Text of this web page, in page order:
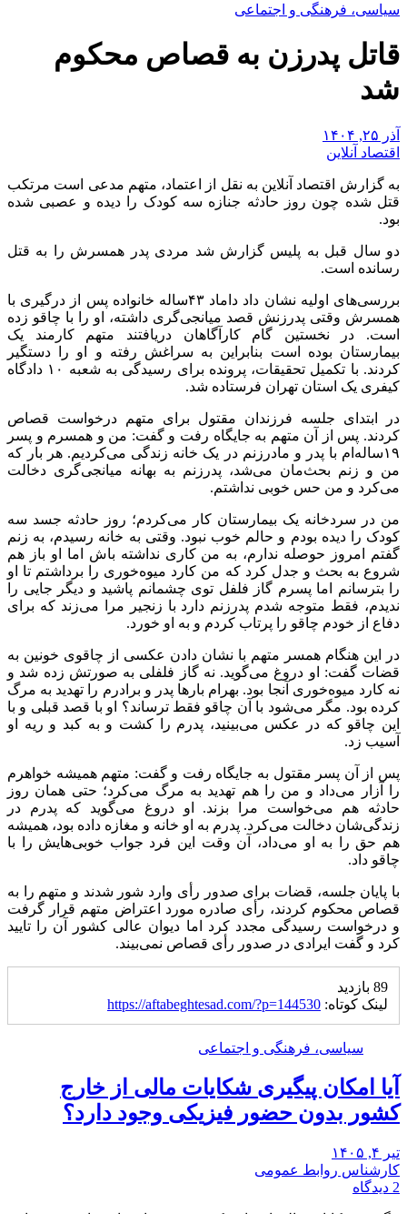
سیاسی، فرهنگی و اجتماعی
قاتل پدرزن به قصاص محکوم
شد
آذر ۲۵, ۱۴۰۴
اقتصاد آنلاین
به گزارش اقتصاد آنلاین به نقل از اعتماد، متهم مدعی است مرتکب
قتل شده چون روز حادثه جنازه سه کودک را دیده و عصبی شده
بود.
دو سال قبل به پلیس گزارش شد مردی پدر همسرش را به قتل
رسانده است.
بررسی‌های اولیه نشان داد داماد ۴۳ساله خانواده پس از درگیری با
همسرش وقتی پدرزنش قصد میانجی‌گری داشته، او را با چاقو زده
است. در نخستین گام کارآگاهان دریافتند متهم کارمند یک
بیمارستان بوده است بنابراین به سراغش رفته و او را دستگیر
کردند. با تکمیل تحقیقات، پرونده برای رسیدگی به شعبه ۱۰ دادگاه
کیفری یک استان تهران فرستاده شد.
در ابتدای جلسه فرزندان مقتول برای متهم درخواست قصاص
کردند. پس از آن متهم به جایگاه رفت و گفت: من و همسرم و پسر
۱۹ساله‌ام با پدر و مادرزنم در یک خانه زندگی می‌کردیم. هر بار که
من و زنم بحث‌مان می‌شد، پدرزنم به بهانه میانجی‌گری دخالت
می‌کرد و من حس خوبی نداشتم.
من در سردخانه یک بیمارستان کار می‌کردم؛ روز حادثه جسد سه
کودک را دیده بودم و حالم خوب نبود. وقتی به خانه رسیدم، به زنم
گفتم امروز حوصله ندارم، به من کاری نداشته باش اما او باز هم
شروع به بحث و جدل کرد که من کارد میوه‌خوری را برداشتم تا او
را بترسانم اما پسرم گاز فلفل توی چشمانم پاشید و دیگر جایی را
ندیدم، فقط متوجه شدم پدرزنم دارد با زنجیر مرا می‌زند که برای
دفاع از خودم چاقو را پرتاب کردم و به او خورد.
در این هنگام همسر متهم با نشان دادن عکسی از چاقوی خونین به
قضات گفت: او دروغ می‌گوید. نه گاز فلفلی به صورتش زده شد و
نه کارد میوه‌خوری آنجا بود. بهرام بارها پدر و برادرم را تهدید به مرگ
کرده بود. مگر می‌شود با آن چاقو فقط ترساند؟ او با قصد قبلی و با
این چاقو که در عکس می‌بینید، پدرم را کشت و به کبد و ریه او
آسیب زد.
پس از آن پسر مقتول به جایگاه رفت و گفت: متهم همیشه خواهرم
را آزار می‌داد و من را هم تهدید به مرگ می‌کرد؛ حتی همان روز
حادثه هم می‌خواست مرا بزند. او دروغ می‌گوید که پدرم در
زندگی‌شان دخالت می‌کرد. پدرم به او خانه و مغازه داده بود، همیشه
هم حق را به او می‌داد، آن وقت این فرد جواب خوبی‌هایش را با
چاقو داد.
با پایان جلسه، قضات برای صدور رأی وارد شور شدند و متهم را به
قصاص محکوم کردند، رأی صادره مورد اعتراض متهم قرار گرفت
و درخواست رسیدگی مجدد کرد اما دیوان عالی کشور آن را تایید
کرد و گفت ایرادی در صدور رأی قصاص نمی‌بیند.
89 بازدید
لینک کوتاه: https://aftabeghtesad.com/?p=144530
سیاسی، فرهنگی و اجتماعی
آیا امکان پیگیری شکایات مالی از خارج
کشور بدون حضور فیزیکی وجود دارد؟
تیر ۴, ۱۴۰۵
کارشناس روابط عمومی
2 دیدگاه